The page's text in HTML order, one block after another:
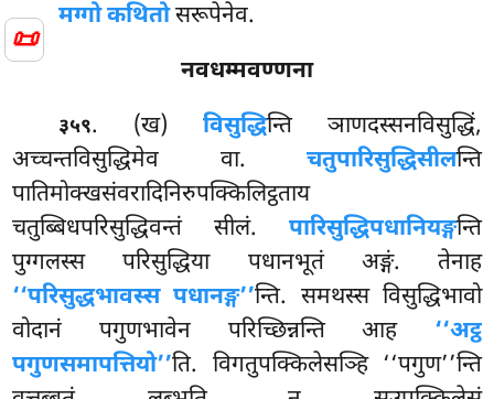
📜
मग्गो कथितोसरूपेनेव.
नवधम्मवण्णना
३५९. (ख) विसुद्धिन्ति ञाणदस्सनविसुद्धिं,
अच्चन्तविसुद्धिमेव वा. चतुपारिसुद्धिसीलन्ति
पातिमोक्खसंवरादिनिरुपक्किलिट्ठताय
चतुब्बिधपरिसुद्धिवन्तं सीलं. पारिसुद्धिपधानियङ्गन्ति
पुग्गलस्स परिसुद्धिया पधानभूतं अङ्गं. तेनाह
‘‘परिसुद्धभावस्स पधानङ्ग’’न्ति. समथस्स विसुद्धिभावो
वोदानं पगुणभावेन परिच्छिन्नन्ति आह ‘‘अट्ठ
पगुणसमापत्तियो’’ति. विगतुपक्किलेसञ्हि ‘‘पगुण’’न्ति